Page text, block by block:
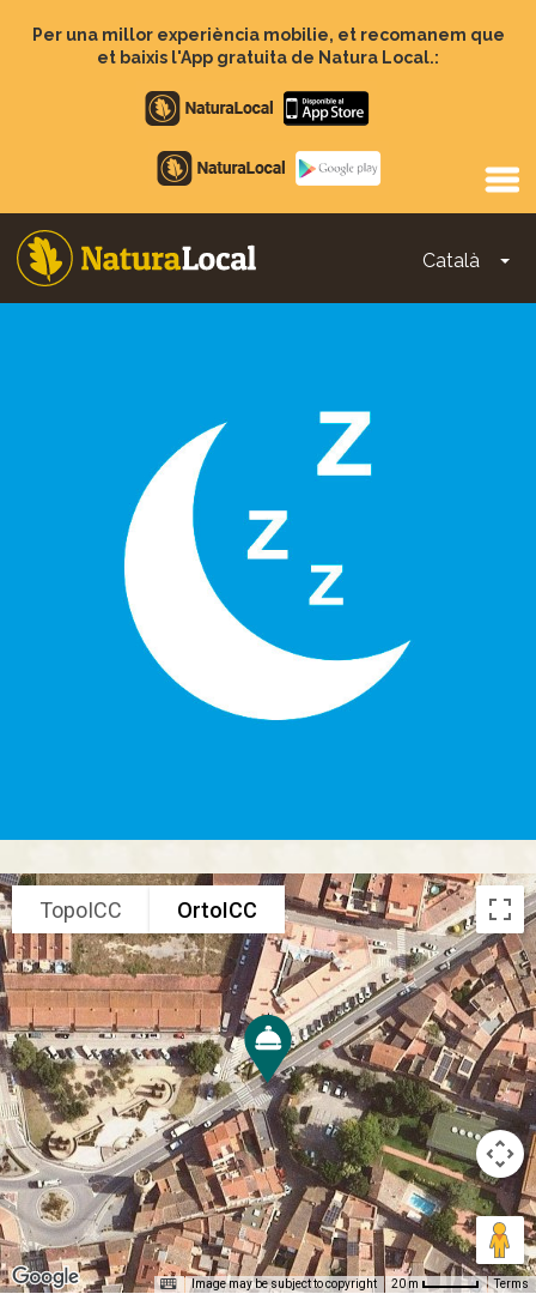
Per una millor experiència mobilie, et recomanem que
et baixis l'App gratuita de Natura Local.:
Apple
store
Google
Play
Català
Main
TopoICC OrtoICC
Image may be subject to copyright 20 m Terms